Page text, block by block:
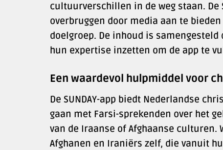
cultuurverschillen in de weg staan. De
overbruggen door media aan te
doelgroep. De inhoud is samengesteld
hun expertise inzetten om de app te
Een waardevol hulpmiddel voor
De SUNDAY-app biedt Nederlandse
gaan met Farsi-sprekenden over het
van de Iraanse of Afghaanse
Afghanen en Iraniërs zelf, die vanuit